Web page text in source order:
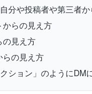
分や投稿者や第三者
らの見え方
の見え方
らの見え方
ション」のようにDM